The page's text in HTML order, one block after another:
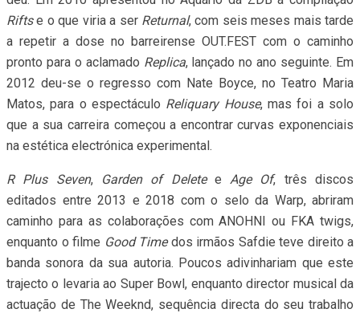
Riftse o que viria a ser Returnal, com seis meses mais tarde
a repetir a dose no barreirense OUT.FEST com o caminho
pronto para o aclamado Replica, lançado no ano seguinte. Em
2012 deu-se o regresso com Nate Boyce, no Teatro Maria
Matos, para o espectáculo Reliquary House, mas foi a solo
que a sua carreira começou a encontrar curvas exponenciais
na estética electrónica experimental.
R Plus Seven, Garden of DeleteeAge Of, três discos
editados entre 2013 e 2018 com o selo da Warp, abriram
caminho para as colaborações com ANOHNI ou FKA twigs,
enquanto o filme Good Timedos irmãos Safdie teve direito a
banda sonora da sua autoria. Poucos adivinhariam que este
trajecto o levaria ao Super Bowl, enquanto director musical da
actuação de The Weeknd, sequência directa do seu trabalho